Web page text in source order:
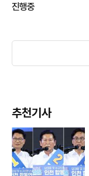
진행중
추천기사